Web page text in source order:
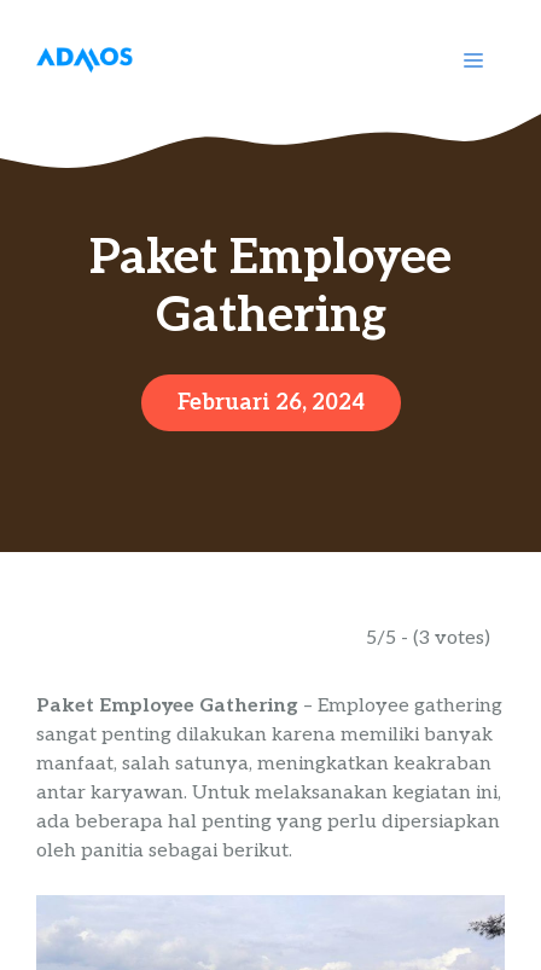
MENU
Paket Employee
Gathering
Februari 26, 2024
5/5 - (3 votes)
Paket Employee Gathering – Employee gathering
sangat penting dilakukan karena memiliki banyak
manfaat, salah satunya, meningkatkan keakraban
antar karyawan. Untuk melaksanakan kegiatan ini,
ada beberapa hal penting yang perlu dipersiapkan
oleh panitia sebagai berikut.